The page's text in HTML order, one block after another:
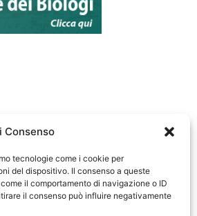
Consenso
tecnologie come i cookie per
del dispositivo. Il consenso a queste
il comportamento di navigazione o ID
il consenso può influire negativamente